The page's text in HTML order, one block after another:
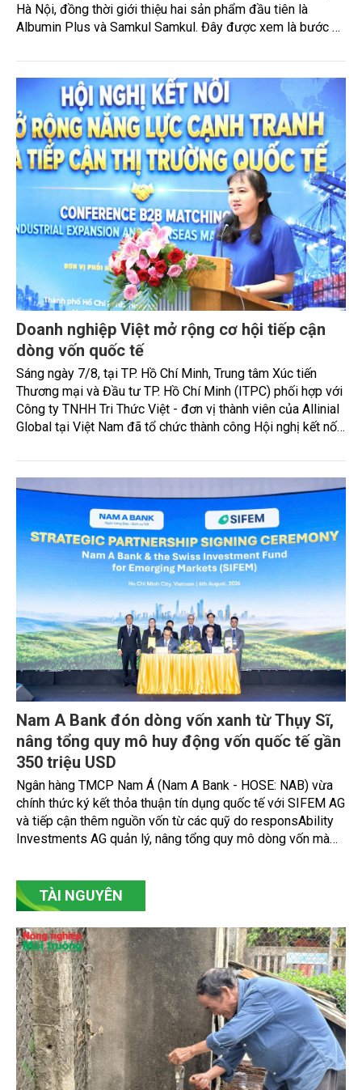
Hà Nội, đồng thời giới thiệu hai sản phẩm đầu tiên là
Albumin Plus và Samkul Samkul. Đây được xem là bước đi
Wellness tại Việt Nam, thay vì chỉ tập trung kinh doanh các
sản phẩm chăm sóc sức khỏe riêng lẻ.
Doanh nghiệp Việt mở rộng cơ hội tiếp cận
dòng vốn quốc tế
Sáng ngày 7/8, tại TP. Hồ Chí Minh, Trung tâm Xúc tiến
Thương mại và Đầu tư TP. Hồ Chí Minh (ITPC) phối hợp với
Công ty TNHH Tri Thức Việt - đơn vị thành viên của Allinial
Global tại Việt Nam đã tổ chức thành công Hội nghị kết nối
Nam A Bank đón dòng vốn xanh từ Thụy Sĩ,
nâng tổng quy mô huy động vốn quốc tế gần
350 triệu USD
Ngân hàng TMCP Nam Á (Nam A Bank - HOSE: NAB) vừa
chính thức ký kết thỏa thuận tín dụng quốc tế với SIFEM AG
và tiếp cận thêm nguồn vốn từ các quỹ do responsAbility
Investments AG quản lý, nâng tổng quy mô dòng vốn mà
TÀI NGUYÊN